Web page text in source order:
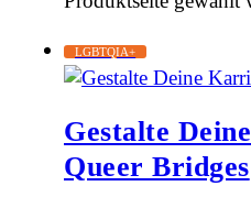
LGBTQIA+
Gestalte
Queer Bridges